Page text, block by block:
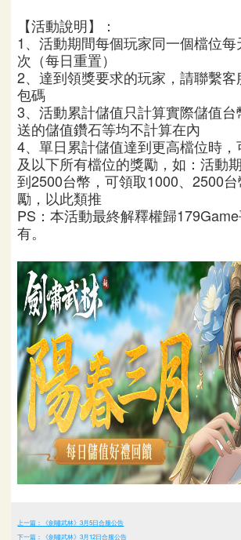
【活動說明】：
1、活動期間每個玩家同一個檔位
次（每日重置）
2、達到領獎要求的玩家，請聯繫
包碼
3、活動累計儲值只計算實際儲值
送的儲值鑽石等均不計算在內
4、單日累計儲值達到更高檔位時
及以下所有檔位的獎勵，如：活動
到2500台幣，可領取1000、2500
勵，以此類推
PS：本活動最終解釋權歸
有。
上一篇：《劍嘯武林》3月5日合服公告
下一篇：《劍嘯武林》3月12日合服公告